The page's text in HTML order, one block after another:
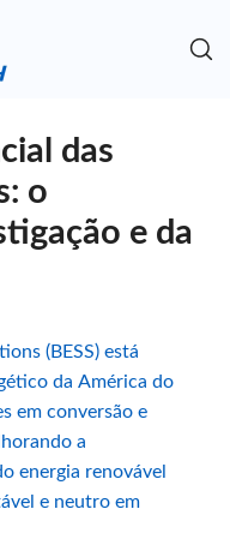
das
o
e da
(BESS) está
da América do
em conversão e
a
energia renovável
e neutro em